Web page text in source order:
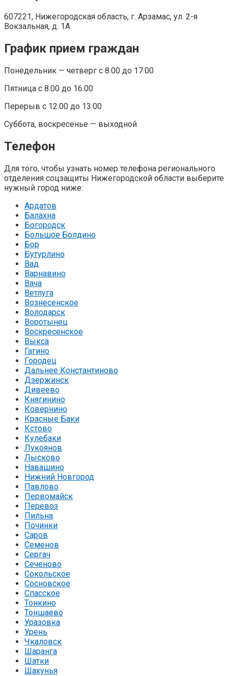
607221, Нижегородская область, г. Арзамас, ул. 2-я
Вокзальная, д. 1А
График прием граждан
Понедельник — четверг с 8.00 до 17.00
Пятница с 8.00 до 16.00
Перерыв с 12.00 до 13.00
Суббота, воскресенье — выходной
Телефон
Для того, чтобы узнать номер телефона регионального
отделения соцзащиты Нижегородской области выберите
нужный город ниже:
Ардатов
Балахна
Богородск
Большое Болдино
Бор
Бутурлино
Вад
Варнавино
Вача
Ветлуга
Вознесенское
Володарск
Воротынец
Воскресенское
Выкса
Гагино
Городец
Дальнее Константиново
Дзержинск
Дивеево
Княгинино
Ковернино
Красные Баки
Кстово
Кулебаки
Лукоянов
Лысково
Навашино
Нижний Новгород
Павлово
Первомайск
Перевоз
Пильна
Починки
Саров
Семенов
Сергач
Сеченово
Сокольское
Сосновское
Спасское
Тонкино
Тоншаево
Уразовка
Урень
Чкаловск
Шаранга
Шатки
Шахунья